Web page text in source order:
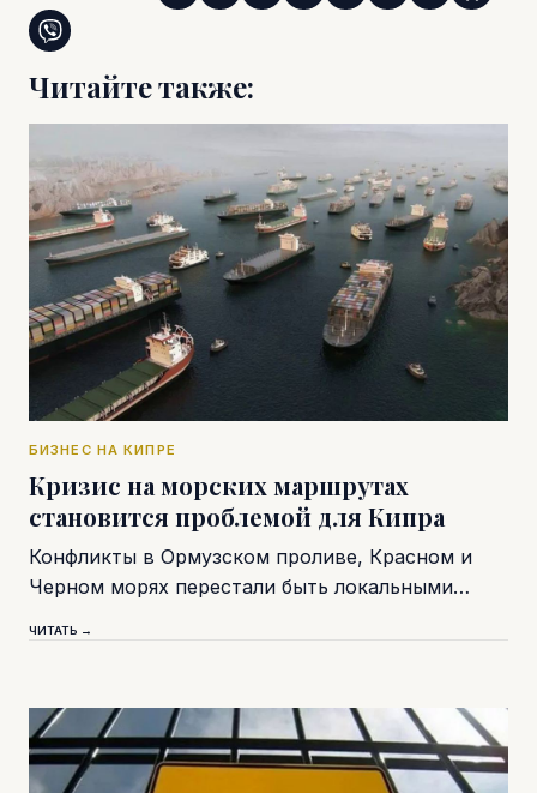
Читайте также:
БИЗНЕС НА КИПРЕ
Кризис на морских маршрутах
становится проблемой для Кипра
Конфликты в Ормузском проливе, Красном и
Черном морях перестали быть локальными…
ЧИТАТЬ →